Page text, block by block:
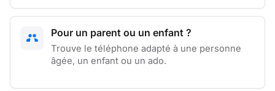
Pour un parent ou un enfant ?
Trouve le téléphone adapté à une personne
âgée, un enfant ou un ado.